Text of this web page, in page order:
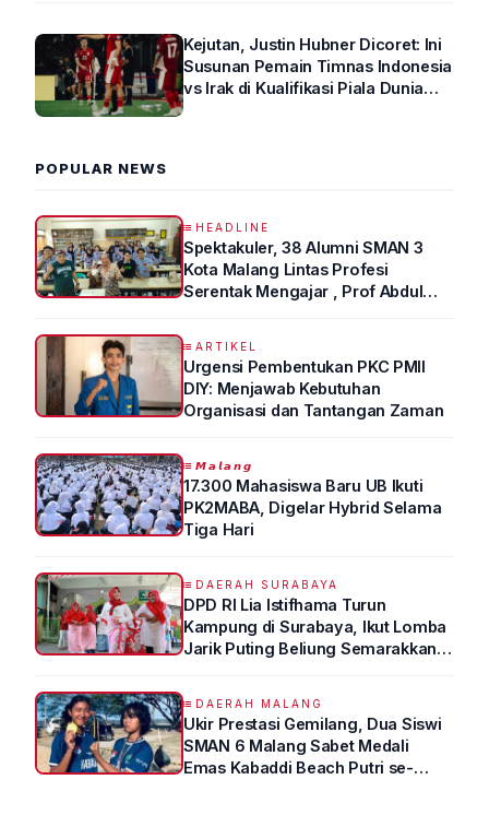
Kejutan, Justin Hubner Dicoret: Ini
Susunan Pemain Timnas Indonesia
vs Irak di Kualifikasi Piala Dunia
POPULAR NEWS
HEADLINE
Spektakuler, 38 Alumni SMAN 3
Kota Malang Lintas Profesi
Serentak Mengajar , Prof Abdul
ARTIKEL
Urgensi Pembentukan PKC PMII
DIY: Menjawab Kebutuhan
Organisasi dan Tantangan Zaman
𝙈𝙖𝙡𝙖𝙣𝙜
17.300 Mahasiswa Baru UB Ikuti
PK2MABA, Digelar Hybrid Selama
Tiga Hari
DAERAH SURABAYA
DPD RI Lia Istifhama Turun
Kampung di Surabaya, Ikut Lomba
Jarik Puting Beliung Semarakkan
DAERAH MALANG
Ukir Prestasi Gemilang, Dua Siswi
SMAN 6 Malang Sabet Medali
Emas Kabaddi Beach Putri se-